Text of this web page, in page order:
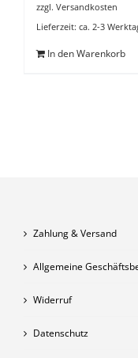
zzgl. Versandkosten
Lieferzeit: ca. 2-3
In den Warenkorb
Zahlung & Versand
Allgemeine
Widerruf
Datenschutz